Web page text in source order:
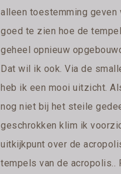
alleen toestemming geven
goed te zien hoe de
geheel opnieuw
Dat wil ik ook. Via de
heb ik een mooi uitzicht.
nog niet bij het steile
geschrokken klim ik
uitkijkpunt over de
tempels van de acropolis..